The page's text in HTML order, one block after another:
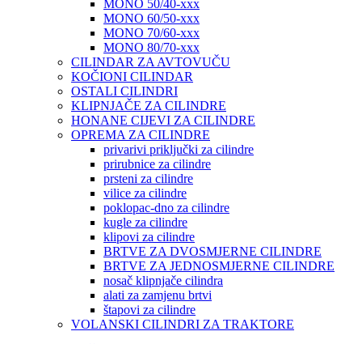
MONO 50/40-xxx
MONO 60/50-xxx
MONO 70/60-xxx
MONO 80/70-xxx
CILINDAR ZA AVTOVUČU
KOČIONI CILINDAR
OSTALI CILINDRI
KLIPNJAČE ZA CILINDRE
HONANE CIJEVI ZA CILINDRE
OPREMA ZA CILINDRE
privarivi priključki za cilindre
prirubnice za cilindre
prsteni za cilindre
vilice za cilindre
poklopac-dno za cilindre
kugle za cilindre
klipovi za cilindre
BRTVE ZA DVOSMJERNE CILINDRE
BRTVE ZA JEDNOSMJERNE CILINDRE
nosač klipnjače cilindra
alati za zamjenu brtvi
štapovi za cilindre
VOLANSKI CILINDRI ZA TRAKTORE